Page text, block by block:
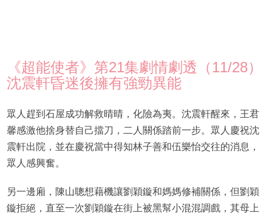
《超能使者》第21集劇情劇透（11/28）
沈震軒昏迷後擁有強勁異能
眾人趕到石屋成功解救晴晴，化險為夷。沈震軒醒來，王君
馨感激他捨身替自己擋刀，二人關係踏前一步。眾人慶祝沈
震軒出院，並在慶祝當中得知林子善和伍樂怡交往的消息，
眾人感興奮。
另一邊廂，陳山聰想藉機讓劉穎鏇和媽媽修補關係，但劉穎
鏇拒絕，直至一次劉穎鏇在街上被黑幫小混混調戲，其母上